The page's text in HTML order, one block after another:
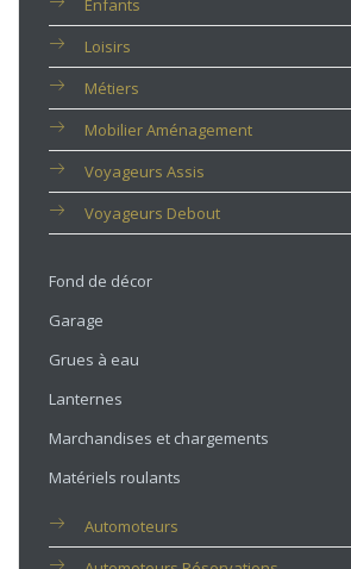
Enfants
Loisirs
Métiers
Mobilier Aménagement
Voyageurs Assis
Voyageurs Debout
Fond de décor
Garage
Grues à eau
Lanternes
Marchandises et chargements
Matériels roulants
Automoteurs